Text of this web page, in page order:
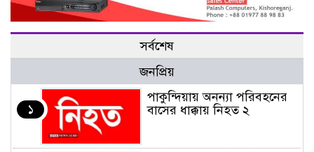
সর্বশেষ
জনপ্রিয়
১
পাকুন্দিয়ায় অনন্যা পরিবহনের
বাসের ধাক্কায় নিহত ২